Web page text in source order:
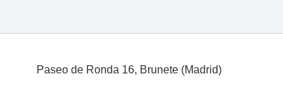
Paseo de Ronda 16, Brunete (Madrid)